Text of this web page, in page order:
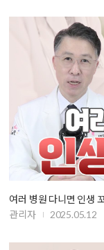
여러 병원 다니면 인생
관리자
2025.05.12